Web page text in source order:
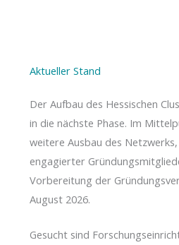
Aktueller Stand
Der Aufbau des Hessischen
in die nächste Phase. Im
weitere Ausbau des
engagierter
Vorbereitung der
August 2026.
Gesucht sind